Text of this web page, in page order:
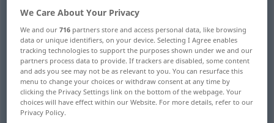
accept [əkˈsept; æk-] v/t
Overview of all translations
(For more details, click/tap on the translation)
annehmen, empfangen
gelten lassen, sich gefallen lassen, glauben,
hinnehmen
We Care About Your Privacy
We and our716 partners store and access personal data, like browsing
data or unique identifiers, on your device. Selecting I Agree enables
tracking technologies to support the purposes shown under we and our
partners process data to provide. If trackers are disabled, some content
and ads you see may not be as relevant to you. You can resurface this
menu to change your choices or withdraw consent at any time by
clicking the Privacy Settings link on the bottom of the webpage. Your
choices will have effect within our Website. For more details, refer to our
Privacy Policy.